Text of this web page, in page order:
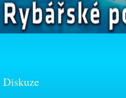
Diskuze